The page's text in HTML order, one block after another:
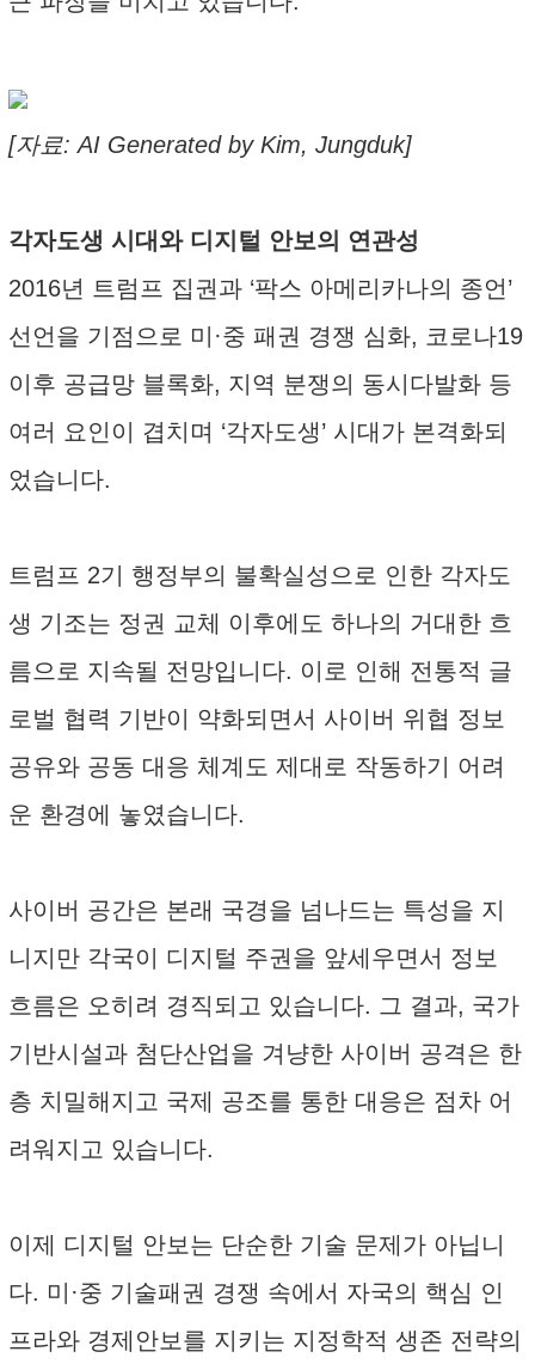
[자료: AI Generated by Kim, Jungduk]
각자도생 시대와 디지털 안보의 연관성
2016년 트럼프 집권과 ‘팍스 아메리카나의 종언’
선언을 기점으로 미·중 패권 경쟁 심화, 코로나19
이후 공급망 블록화, 지역 분쟁의 동시다발화 등
여러 요인이 겹치며 ‘각자도생’ 시대가 본격화되
었습니다.
트럼프 2기 행정부의 불확실성으로 인한 각자도
생 기조는 정권 교체 이후에도 하나의 거대한 흐
름으로 지속될 전망입니다. 이로 인해 전통적 글
로벌 협력 기반이 약화되면서 사이버 위협 정보
공유와 공동 대응 체계도 제대로 작동하기 어려
운 환경에 놓였습니다.
사이버 공간은 본래 국경을 넘나드는 특성을 지
니지만 각국이 디지털 주권을 앞세우면서 정보
흐름은 오히려 경직되고 있습니다. 그 결과, 국가
기반시설과 첨단산업을 겨냥한 사이버 공격은 한
층 치밀해지고 국제 공조를 통한 대응은 점차 어
려워지고 있습니다.
이제 디지털 안보는 단순한 기술 문제가 아닙니
다. 미·중 기술패권 경쟁 속에서 자국의 핵심 인
프라와 경제안보를 지키는 지정학적 생존 전략의